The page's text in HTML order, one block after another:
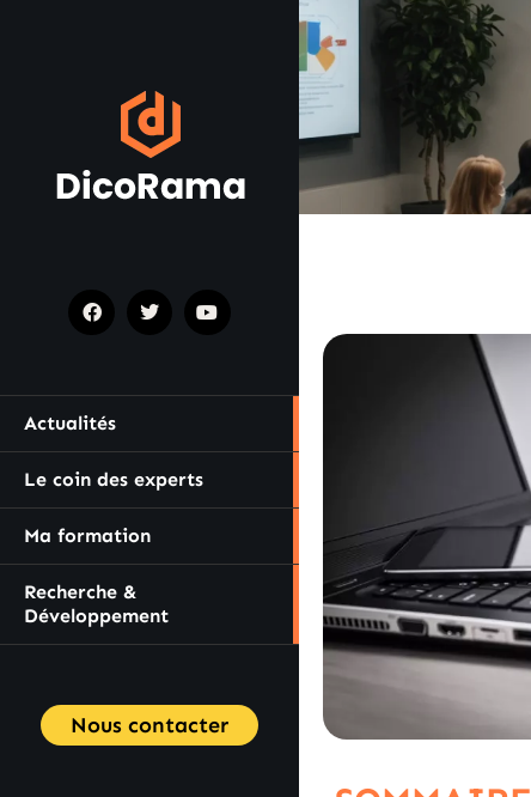
Actualités
Le coin des experts
Ma formation
Recherche &
Développement
Nous contacter